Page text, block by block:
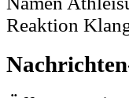
Reaktion